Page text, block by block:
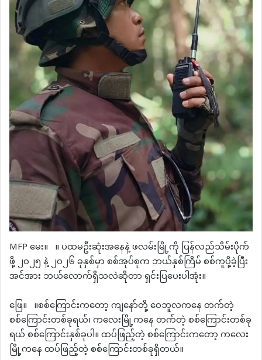
MFP မေး။ ။ ပထမဦးဆုံးအနေနဲ့ ဖလမ်းမြို့ကို ပြန်လည်သိမ်းပိုက်
ဖို့ ၂၀၂၅ နဲ့ ၂၀၂၆ ခုနှစ်မှာ စစ်အုပ်စုက ဘယ်နှစ်ကြိမ် စစ်ကူပို့ခဲ့ပြီး
အင်အား ဘယ်လောက်ရှိသလဲဆိုတာ ရှင်းပြပေးပါအုံး။
ဖြေ။ ။စစ်ကြောင်းကတော့ ကျနော်တို့ ဝေဘူလကနေ တက်တဲ့
စစ်ကြောင်းတစ်ခုရယ်၊ ကလေးမြို့ကနေ တက်တဲ့ စစ်ကြောင်းတစ်ခု
ရယ် စစ်ကြောင်းနှစ်ခုပါ။ ထပ်ဖြည့်တဲ့ စစ်ကြောင်းကတော့ ကလေး
မြို့ကနေ ထပ်ဖြည့်တဲ့ စစ်ကြောင်းတစ်ခုရှိတယ်။